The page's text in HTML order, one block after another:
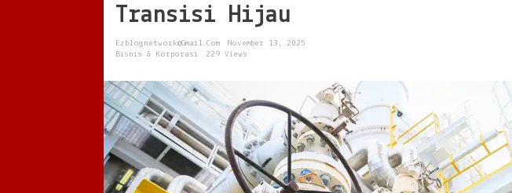
Ekonomi:
Antara
Ketahanan,
Transisi Hijau
Ezblognetwork@gmail.com
November 13, 2025
Bisnis & Korporasi
229 Views